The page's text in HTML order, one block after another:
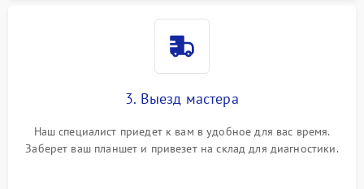
3. Выезд мастера
Наш специалист приедет к вам в удобное для вас время.
Заберет ваш планшет и привезет на склад для диагностики.